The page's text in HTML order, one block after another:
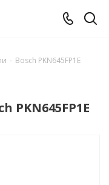
- Bosch PKN645FP1E
PKN645FP1E